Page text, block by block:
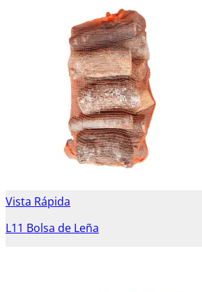
Vista Rápida
L11 Bolsa de Leña